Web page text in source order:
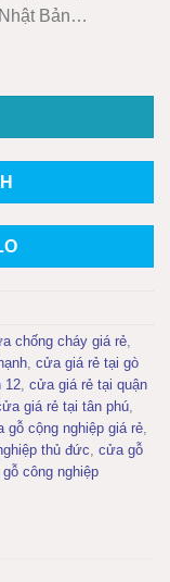
Bản…
số lượng
chống cháy giá rẻ
cửa giá rẻ tại gò
12 cửa giá rẻ tại quận
giá rẻ tại tân phú
gỗ cộng nghiệp giá rẻ
thủ đức
cửa gỗ
công nghiệp